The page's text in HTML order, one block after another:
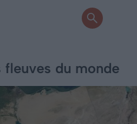
fleuves du monde